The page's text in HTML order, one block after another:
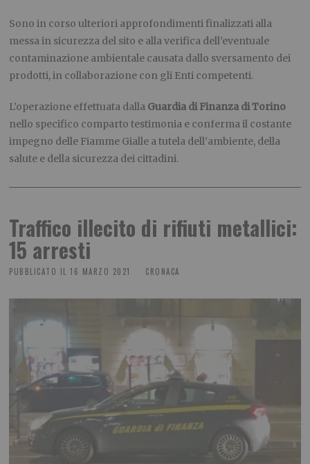
Sono in corso ulteriori approfondimenti finalizzati alla
messa in sicurezza del sito e alla verifica dell’eventuale
contaminazione ambientale causata dallo sversamento dei
prodotti, in collaborazione con gli Enti competenti.
L’operazione effettuata dalla Guardia di Finanza di Torino
nello specifico comparto testimonia e conferma il costante
impegno delle Fiamme Gialle a tutela dell’ambiente, della
salute e della sicurezza dei cittadini.
Traffico illecito di rifiuti metallici:
15 arresti
PUBBLICATO IL 16 MARZO 2021 CRONACA